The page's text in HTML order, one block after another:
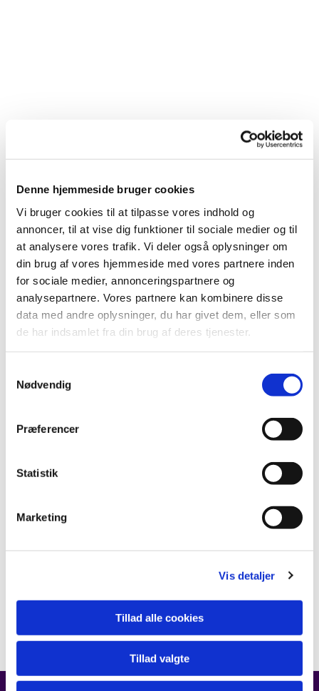
Denne hjemmeside bruger cookies
Vi bruger cookies til at tilpasse vores indhold og
annoncer, til at vise dig funktioner til sociale medier og til
at analysere vores trafik. Vi deler også oplysninger om
din brug af vores hjemmeside med vores partnere inden
for sociale medier, annonceringspartnere og
analysepartnere. Vores partnere kan kombinere disse
data med andre oplysninger, du har givet dem, eller som
de har indsamlet fra din brug af deres tjenester.
Nødvendig
Præferencer
Statistik
Marketing
Vis detaljer
Tillad alle cookies
Tillad valgte
Du vil måske også kunne
lide...